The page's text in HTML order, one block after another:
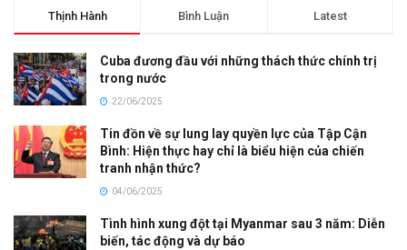
Thịnh Hành Bình Luận Latest
Cuba đương đầu với những thách thức chính trị
trong nước
22/06/2025
Tin đồn về sự lung lay quyền lực của Tập Cận
Bình: Hiện thực hay chỉ là biểu hiện của chiến
tranh nhận thức?
04/06/2025
Tình hình xung đột tại Myanmar sau 3 năm: Diễn
biến, tác động và dự báo